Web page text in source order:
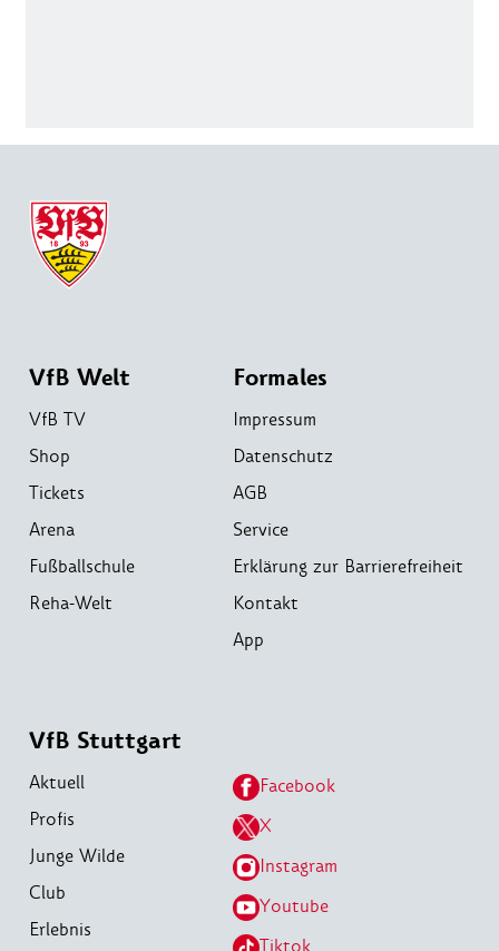
VfB Welt
VfB TV
Shop
Tickets
Arena
Fußballschule
Reha-Welt
Formales
Impressum
Datenschutz
AGB
Service
Erklärung zur Barrierefreiheit
Kontakt
App
VfB Stuttgart
Aktuell
Profis
Junge Wilde
Club
Erlebnis
Facebook
X
Instagram
Youtube
Tiktok